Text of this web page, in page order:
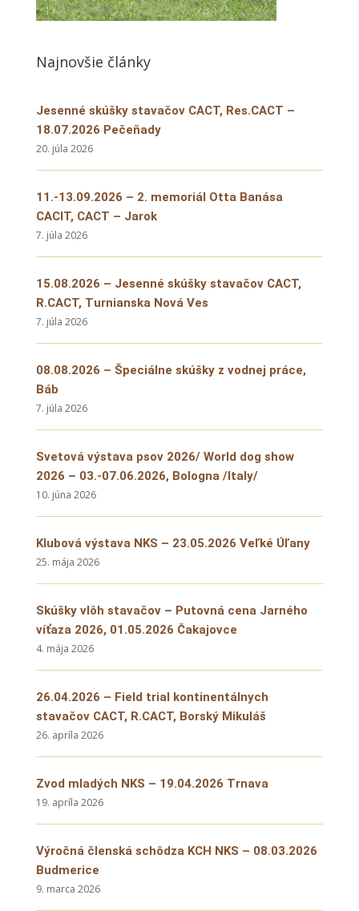
Najnovšie články
Jesenné skúšky stavačov CACT, Res.CACT –
18.07.2026 Pečeňady
20. júla 2026
11.-13.09.2026 – 2. memoriál Otta Banása
CACIT, CACT – Jarok
7. júla 2026
15.08.2026 – Jesenné skúšky stavačov CACT,
R.CACT, Turnianska Nová Ves
7. júla 2026
08.08.2026 – Špeciálne skúšky z vodnej práce,
Báb
7. júla 2026
Svetová výstava psov 2026/ World dog show
2026 – 03.-07.06.2026, Bologna /Italy/
10. júna 2026
Klubová výstava NKS – 23.05.2026 Veľké Úľany
25. mája 2026
Skúšky vlôh stavačov – Putovná cena Jarného
víťaza 2026, 01.05.2026 Čakajovce
4. mája 2026
26.04.2026 – Field trial kontinentálnych
stavačov CACT, R.CACT, Borský Mikuláš
26. apríla 2026
Zvod mladých NKS – 19.04.2026 Trnava
19. apríla 2026
Výročná členská schôdza KCH NKS – 08.03.2026
Budmerice
9. marca 2026